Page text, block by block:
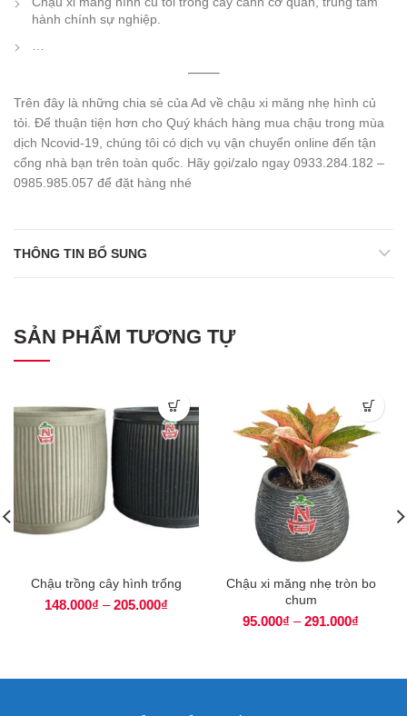
hành chính sự nghiệp.
…
Trên đây là những chia sẻ của Ad về chậu xi măng nhẹ hình củ
tỏi. Để thuận tiện hơn cho Quý khách hàng mua chậu trong mùa
dịch Ncovid-19, chúng tôi có dịch vụ vận chuyển online đến tận
cổng nhà bạn trên toàn quốc. Hãy gọi/zalo ngay 0933.284.182 –
0985.985.057 để đặt hàng nhé
THÔNG TIN BỔ SUNG
SẢN PHẨM TƯƠNG TỰ
Chậu trồng cây hình trống
148.000₫ –205.000₫
Chậu xi măng nhẹ tròn bo
chum
95.000₫ –291.000₫